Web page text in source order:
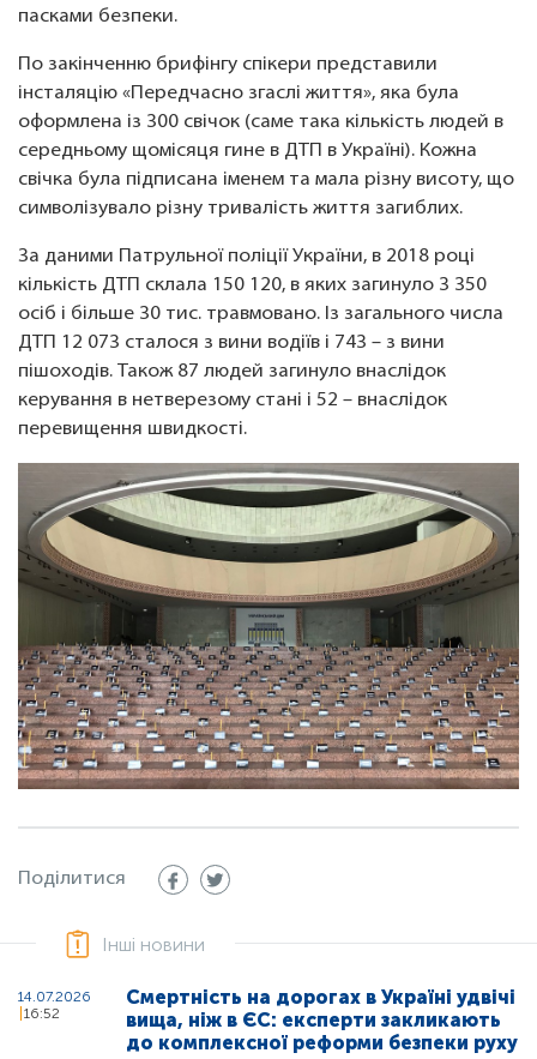
пасками безпеки.
По закінченню брифінгу спікери представили
інсталяцію «Передчасно згаслі життя», яка була
оформлена із 300 свічок (саме така кількість людей в
середньому щомісяця гине в ДТП в Україні). Кожна
свічка була підписана іменем та мала різну висоту, що
символізувало різну тривалість життя загиблих.
За даними Патрульної поліції України, в 2018 році
кількість ДТП склала 150 120, в яких загинуло 3 350
осіб і більше 30 тис. травмовано. Із загального числа
ДТП 12 073 сталося з вини водіїв і 743 – з вини
пішоходів. Також 87 людей загинуло внаслідок
керування в нетверезому стані і 52 – внаслідок
перевищення швидкості.
Поділитися
Інші новини
14.07.2026
16:52
Смертність на дорогах в Україні удвічі
вища, ніж в ЄС: експерти закликають
до комплексної реформи безпеки руху